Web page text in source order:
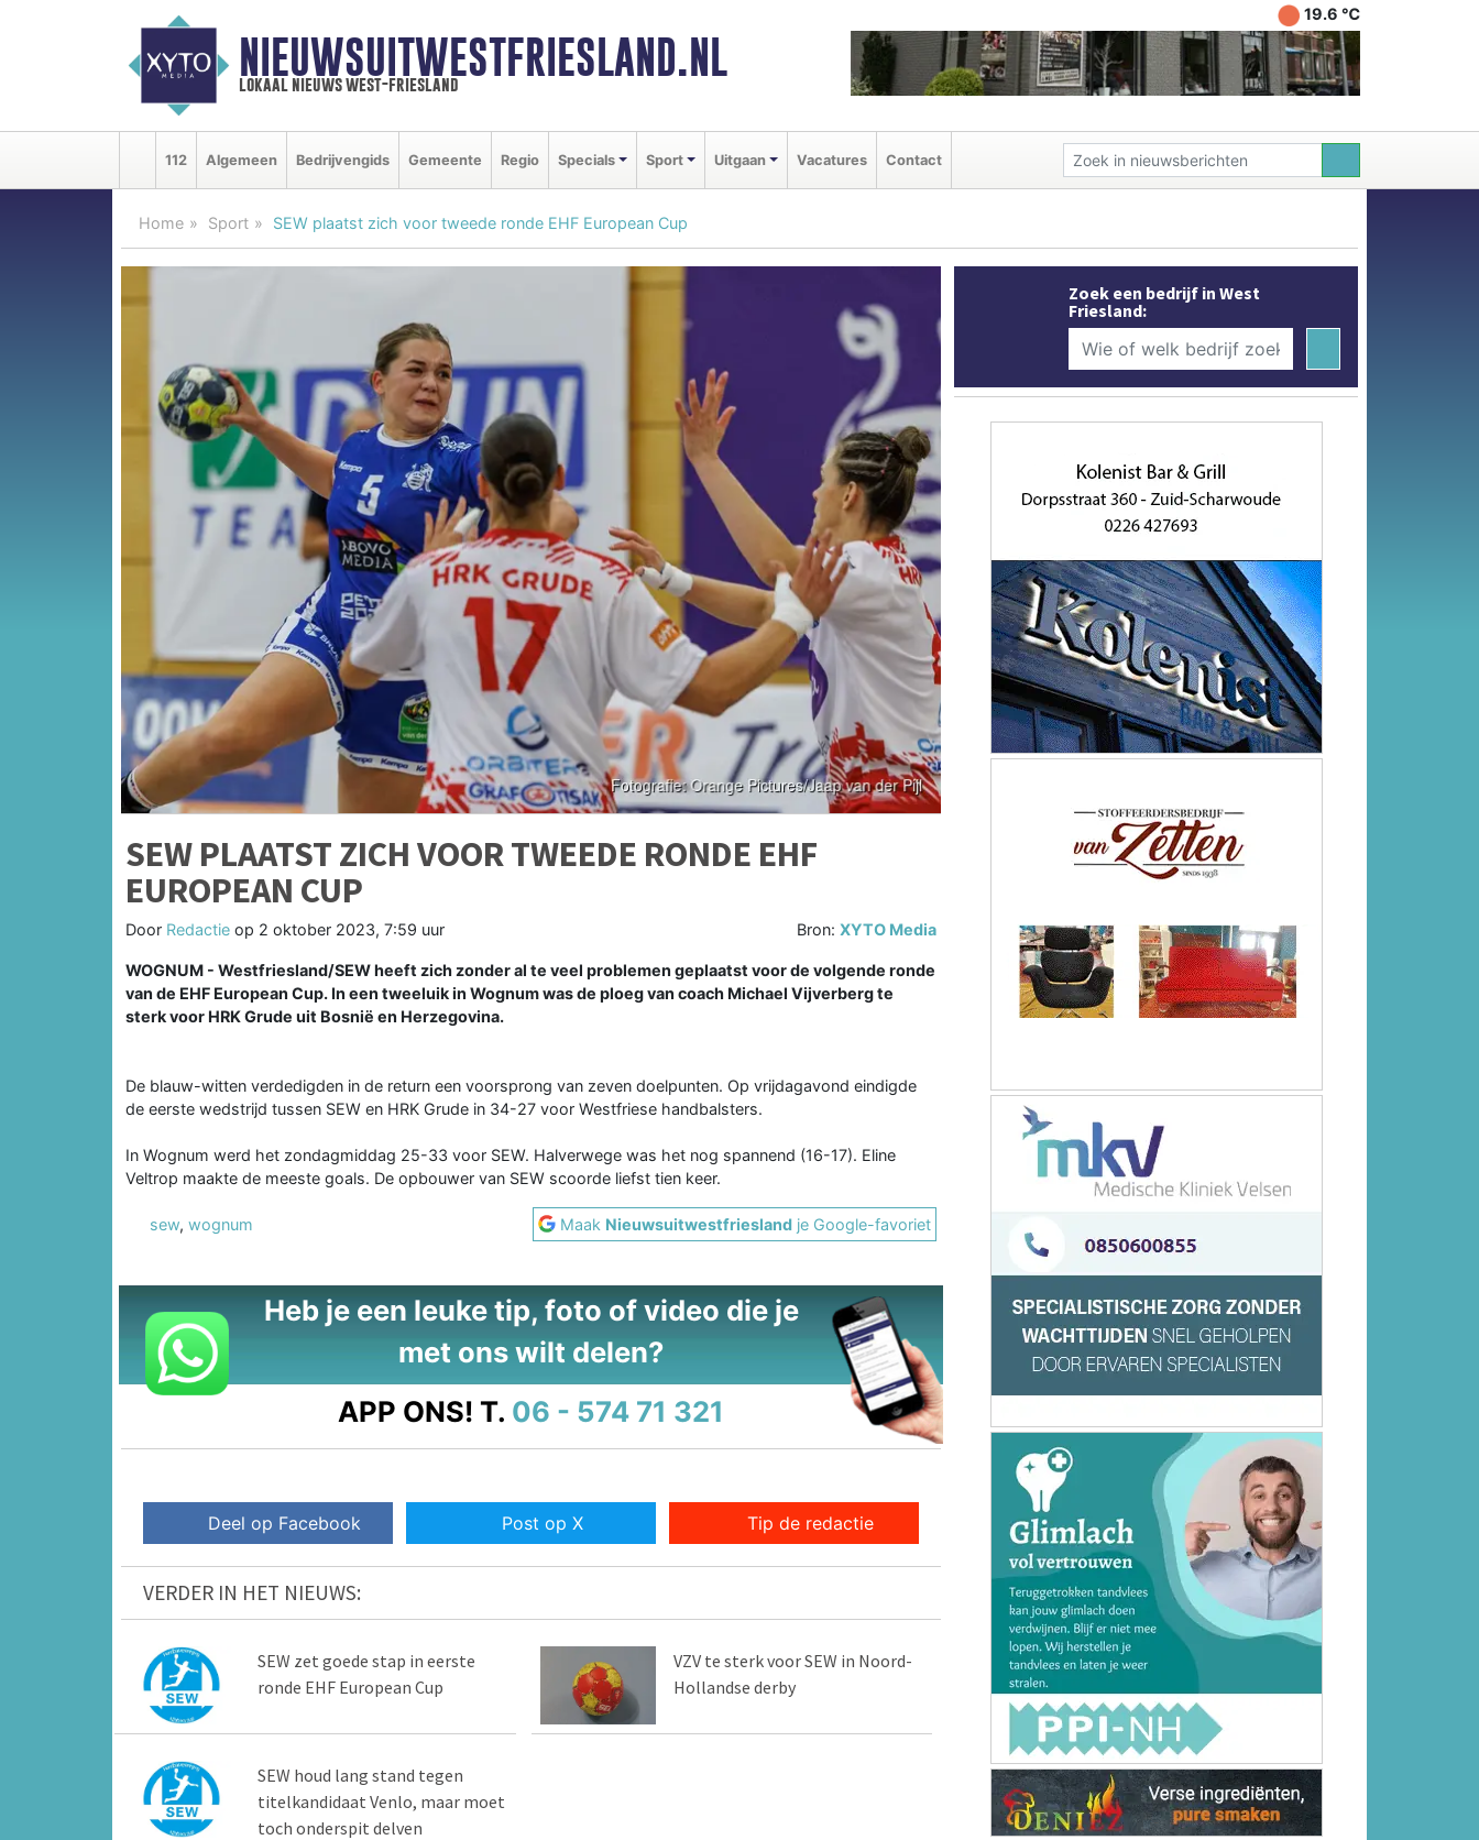
NIEUWSUITWESTFRIESLAND.NL
lokaal nieuws west-friesland
19.6 ℃
112 Algemeen Bedrijvengids Gemeente Regio Specials Sport Uitgaan Vacatures Contact
Home Sport SEW plaatst zich voor tweede ronde EHF European Cup
SEW PLAATST ZICH VOOR TWEEDE RONDE EHF
EUROPEAN CUP
Door Redactie op 2 oktober 2023, 7:59 uur Bron:XYTO Media
WOGNUM - Westfriesland/SEW heeft zich zonder al te veel problemen geplaatst voor de volgende ronde
van de EHF European Cup. In een tweeluik in Wognum was de ploeg van coach Michael Vijverberg te
sterk voor HRK Grude uit Bosnië en Herzegovina.
De blauw-witten verdedigden in de return een voorsprong van zeven doelpunten. Op vrijdagavond eindigde
de eerste wedstrijd tussen SEW en HRK Grude in 34-27 voor Westfriese handbalsters.
In Wognum werd het zondagmiddag 25-33 voor SEW. Halverwege was het nog spannend (16-17). Eline
Veltrop maakte de meeste goals. De opbouwer van SEW scoorde liefst tien keer.
sew, wognum Maak Nieuwsuitwestfriesland je Google-favoriet
Heb je een leuke tip, foto of video die je
met ons wilt delen?
APP ONS! T. 06 - 574 71 321
Deel op Facebook Post op X Tip de redactie
VERDER IN HET NIEUWS:
SEW zet goede stap in eerste
ronde EHF European Cup
VZV te sterk voor SEW in Noord-
Hollandse derby
SEW houd lang stand tegen
titelkandidaat Venlo, maar moet
toch onderspit delven
Zoek een bedrijf in West
Friesland: